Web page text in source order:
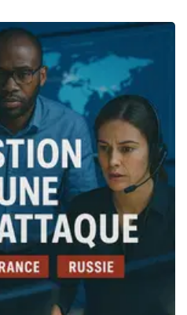
du long des quais
avec des énigmes à
gothique ou du miroir
vos collaborateurs et
pour créer des activités
nous pour un
!